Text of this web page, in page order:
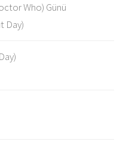
Who) Günü
Day)